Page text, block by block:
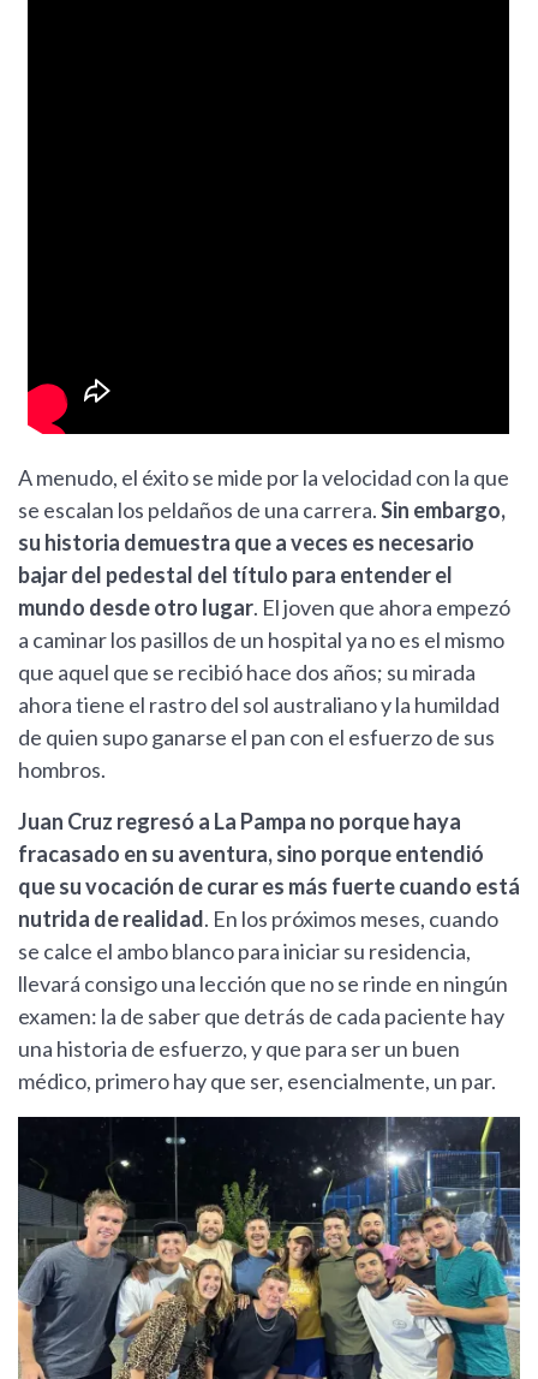
A menudo, el éxito se mide por la velocidad con la que
se escalan los peldaños de una carrera.Sin embargo,
su historia demuestra que a veces es necesario
bajar del pedestal del título para entender el
mundo desde otro lugar. El joven que ahora empezó
a caminar los pasillos de un hospital ya no es el mismo
que aquel que se recibió hace dos años; su mirada
ahora tiene el rastro del sol australiano y la humildad
de quien supo ganarse el pan con el esfuerzo de sus
hombros.
Juan Cruz regresó a La Pampa no porque haya
fracasado en su aventura, sino porque entendió
que su vocación de curar es más fuerte cuando está
nutrida de realidad. En los próximos meses, cuando
se calce el ambo blanco para iniciar su residencia,
llevará consigo una lección que no se rinde en ningún
examen: la de saber que detrás de cada paciente hay
una historia de esfuerzo, y que para ser un buen
médico, primero hay que ser, esencialmente, un par.